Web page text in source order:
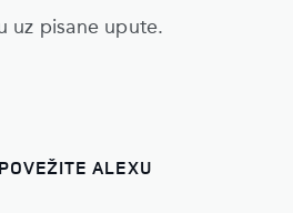
uz pisane upute.
ALEXU